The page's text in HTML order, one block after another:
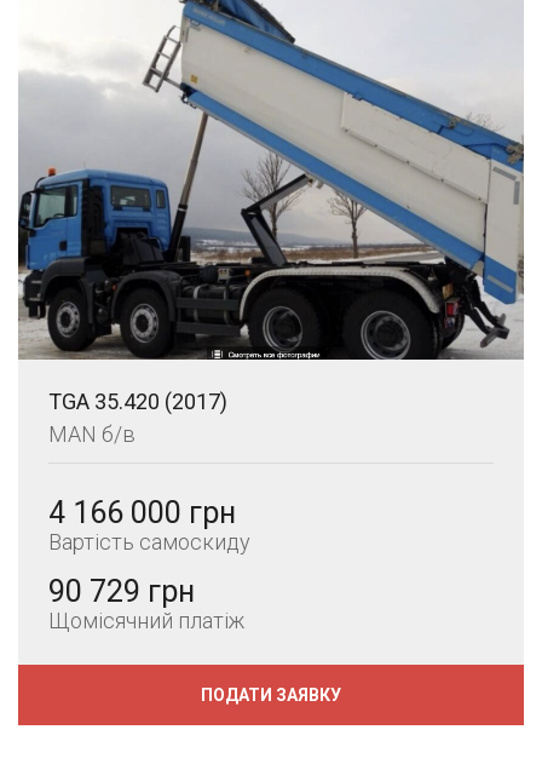
TGA 35.420 (2017)
MAN б/в
4 166 000 грн
Вартість самоскиду
90 729 грн
Щомісячний платіж
ПОДАТИ ЗАЯВКУ